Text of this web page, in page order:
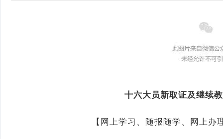
十六大员新取证及继续
【网上学习、随报随学、网上